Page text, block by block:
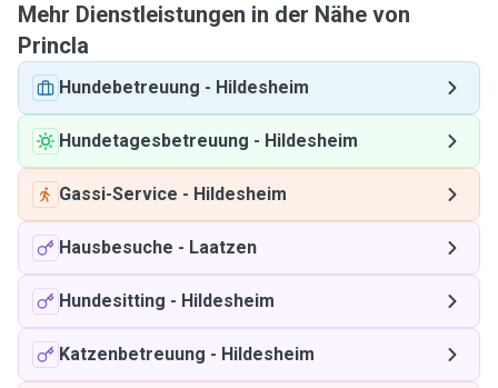
Mehr Dienstleistungen in der Nähe von
Princla
Hundebetreuung - Hildesheim
Hundetagesbetreuung - Hildesheim
Gassi-Service - Hildesheim
Hausbesuche - Laatzen
Hundesitting - Hildesheim
Katzenbetreuung - Hildesheim